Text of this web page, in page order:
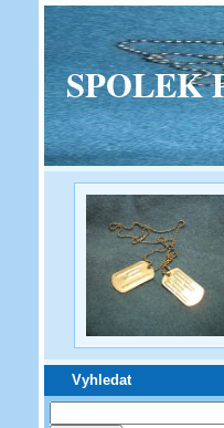
SPOLEK
Vyhledat